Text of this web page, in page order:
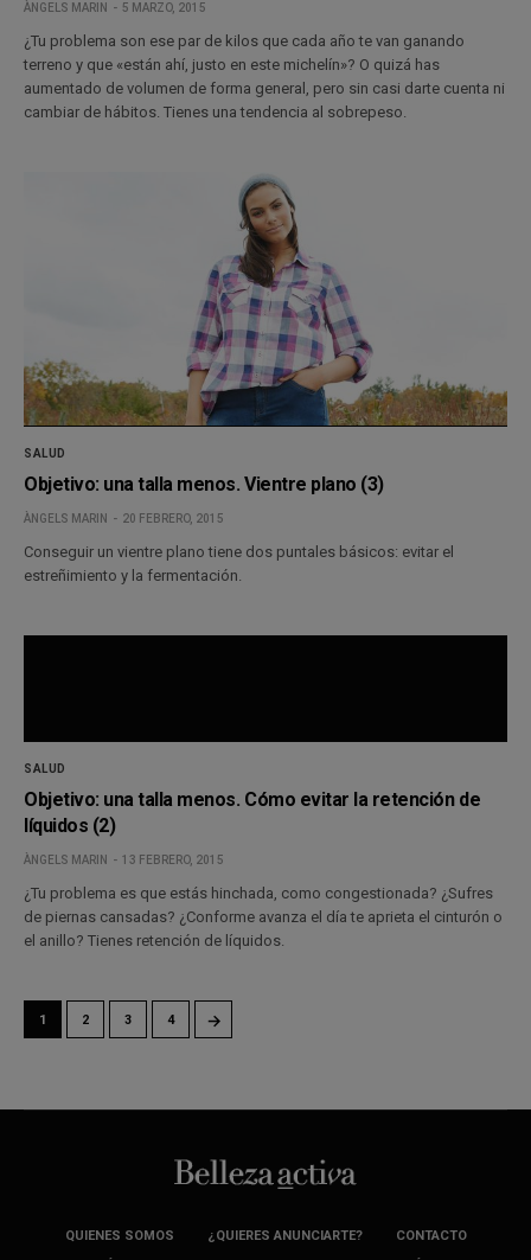
ÀNGELS MARIN 5 MARZO, 2015
¿Tu problema son ese par de kilos que cada año te van ganando
terreno y que «están ahí, justo en este michelín»? O quizá has
aumentado de volumen de forma general, pero sin casi darte cuenta ni
cambiar de hábitos. Tienes una tendencia al sobrepeso.
SALUD
Objetivo: una talla menos. Vientre plano (3)
ÀNGELS MARIN 20 FEBRERO, 2015
Conseguir un vientre plano tiene dos puntales básicos: evitar el
estreñimiento y la fermentación.
SALUD
Objetivo: una talla menos. Cómo evitar la retención de
líquidos (2)
ÀNGELS MARIN 13 FEBRERO, 2015
¿Tu problema es que estás hinchada, como congestionada? ¿Sufres
de piernas cansadas? ¿Conforme avanza el día te aprieta el cinturón o
el anillo? Tienes retención de líquidos.
1 2 3 4 →
QUIENES SOMOS ¿QUIERES ANUNCIARTE?
CONTACTO